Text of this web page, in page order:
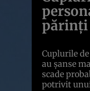
părinți
Cuplurile
au șanse
scade
potrivit